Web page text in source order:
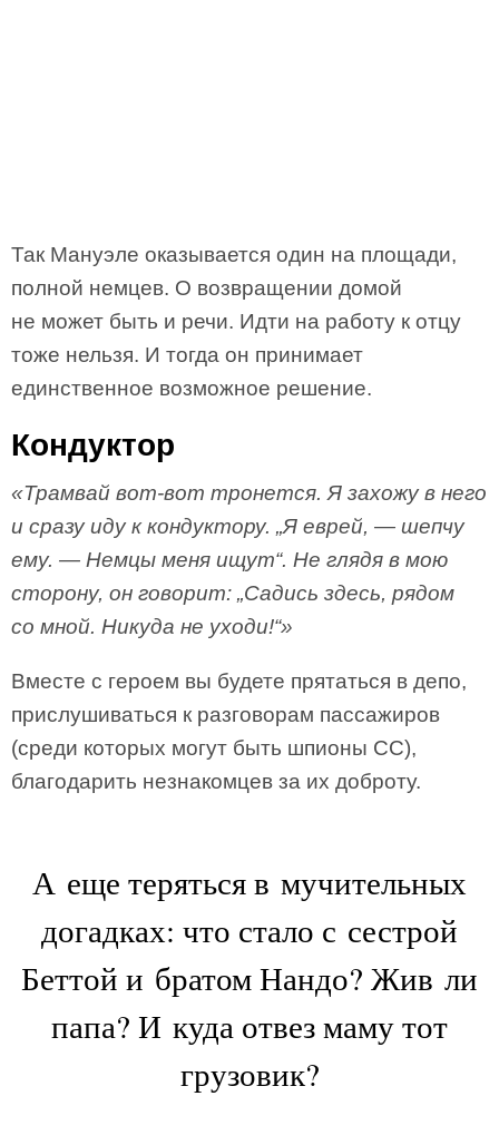
Так Мануэле оказывается один на площади,
полной немцев. О возвращении домой
не может быть и речи. Идти на работу к отцу
тоже нельзя. И тогда он принимает
единственное возможное решение.
Кондуктор
«Трамвай вот-вот тронется. Я захожу в него
и сразу иду к кондуктору. „Я еврей, — шепчу
ему. — Немцы меня ищут“. Не глядя в мою
сторону, он говорит: „Садись здесь, рядом
со мной. Никуда не уходи!“»
Вместе с героем вы будете прятаться в депо,
прислушиваться к разговорам пассажиров
(среди которых могут быть шпионы СС),
благодарить незнакомцев за их доброту.
А еще теряться в мучительных
догадках: что стало с сестрой
Беттой и братом Нандо? Жив ли
папа? И куда отвез маму тот
грузовик?